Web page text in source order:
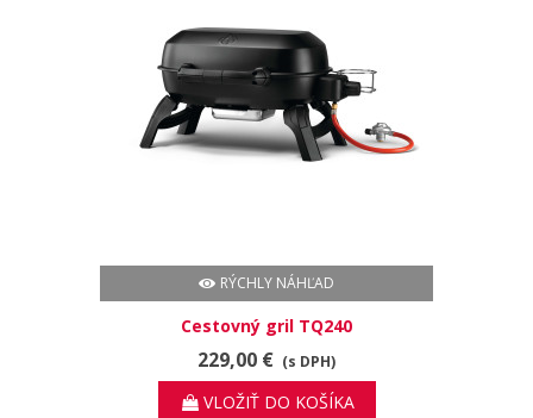
RÝCHLY NÁHĽAD
Cestovný gril TQ240
229,00 € (s DPH)
VLOŽIŤ DO KOŠÍKA